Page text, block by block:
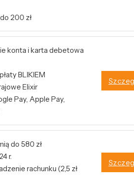
200 zł
konta i karta debetowa
BLIKIEM
Elixir
Pay, Apple Pay,
do 580 zł
r.
rachunku (2,5 zł